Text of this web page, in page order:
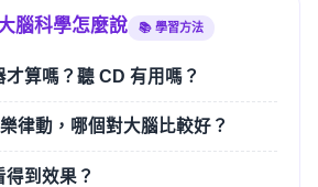
腦科學怎麼說 📚 學習方法
算嗎？聽 CD 有用嗎？
律動，哪個對大腦比較好？
到效果？